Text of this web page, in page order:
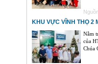
KHU VỰC VĨNH THỌ 2
Nằm
của
Chúa